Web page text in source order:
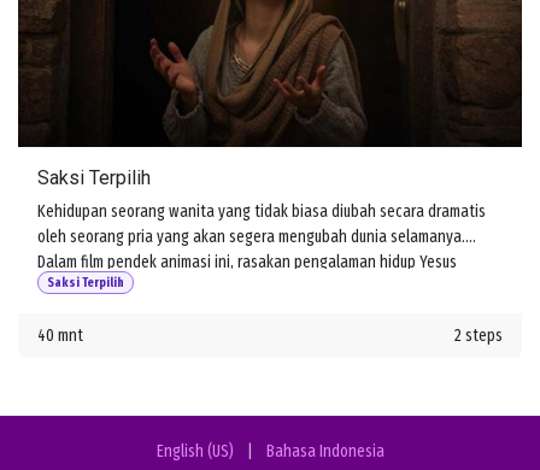
Saksi Terpilih
Kehidupan seorang wanita yang tidak biasa diubah secara dramatis
oleh seorang pria yang akan segera mengubah dunia selamanya.
Dalam film pendek animasi ini, rasakan pengalaman hidup Yesus
melalui mata salah satu pengikutnya, Maria Magdalena.
Saksi Terpilih
40 mnt 2 steps
English (US) Bahasa Indonesia